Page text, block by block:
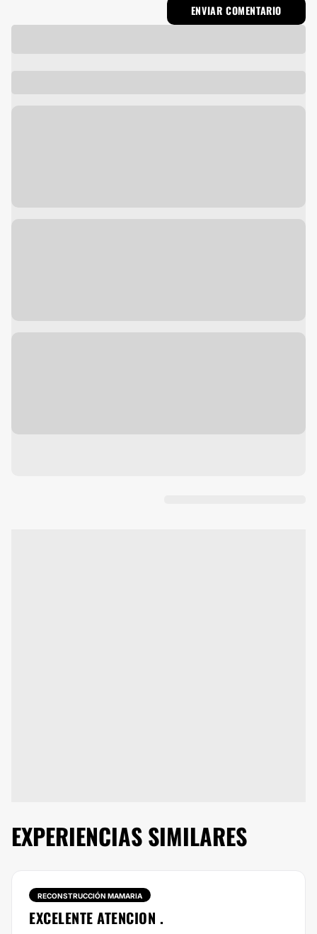
EXPERIENCIAS SIMILARES
RECONSTRUCCIÓN MAMARIA
EXCELENTE ATENCION .